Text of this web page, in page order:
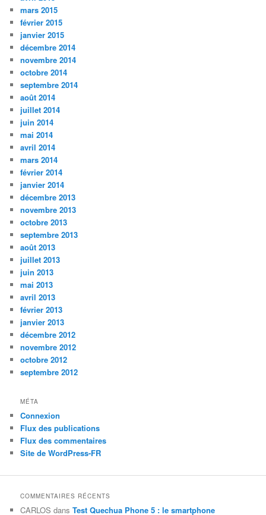
mars 2015
février 2015
janvier 2015
décembre 2014
novembre 2014
octobre 2014
septembre 2014
août 2014
juillet 2014
juin 2014
mai 2014
avril 2014
mars 2014
février 2014
janvier 2014
décembre 2013
novembre 2013
octobre 2013
septembre 2013
août 2013
juillet 2013
juin 2013
mai 2013
avril 2013
février 2013
janvier 2013
décembre 2012
novembre 2012
octobre 2012
septembre 2012
MÉTA
Connexion
Flux des publications
Flux des commentaires
Site de WordPress-FR
COMMENTAIRES RÉCENTS
CARLOS dansTest Quechua Phone 5 : le smartphone